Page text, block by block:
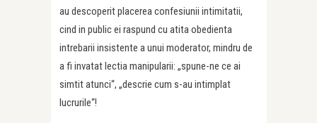
au descoperit placerea confesiunii intimitatii,
cind in public ei raspund cu atita obedienta
intrebarii insistente a unui moderator, mindru de
a fi invatat lectia manipularii: „spune-ne ce ai
simtit atunci“, „descrie cum s-au intimplat
lucrurile“!